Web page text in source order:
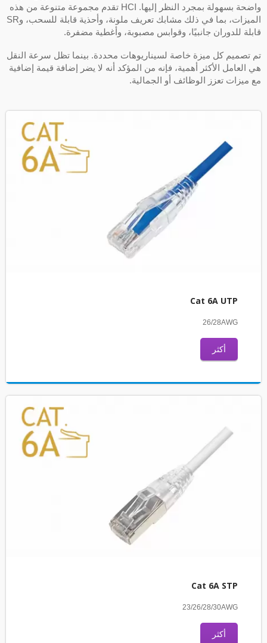
واضحة بسهولة بمجرد النظر إليها. HCI تقدم مجموعة متنوعة من هذه
الميزات، بما في ذلك مشابك تعريف ملونة، وأحذية قابلة للسحب، وSR
للدوران جانبيًا، وقوابس مصبوبة، وأغطية مضفرة.
تصميم كل ميزة خاصة لسيناريوهات محددة. بينما تظل سرعة النقل
العامل الأكثر أهمية، فإنه من المؤكد أنه لا يضر إضافة قيمة إضافية
ميزات تعزز الوظائف أو الجمالية.
Cat 6A UTP
26/28AWG
أكثر
Cat 6A STP
23/26/28/30AWG
أكثر